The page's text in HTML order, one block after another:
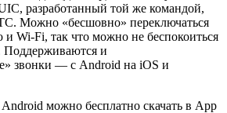
разработанный той же командой,
Можно «бесшовно» переключаться
и Wi-Fi, так что можно не беспокоиться
Поддерживаются и
звонки — с Android на iOS и
можно бесплатно скачать в App